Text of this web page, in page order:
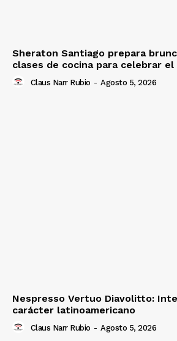
Sheraton Santiago prepara
clases de cocina para celebrar el
Claus Narr Rubio - Agosto 5, 2026
Nespresso Vertuo Diavolitto:
carácter latinoamericano
Claus Narr Rubio - Agosto 5, 2026